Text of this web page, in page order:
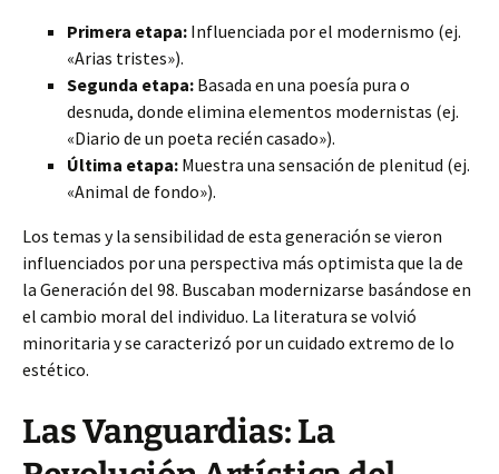
Primera etapa: Influenciada por el modernismo (ej.
«Arias tristes»).
Segunda etapa: Basada en una poesía pura o
desnuda, donde elimina elementos modernistas (ej.
«Diario de un poeta recién casado»).
Última etapa: Muestra una sensación de plenitud (ej.
«Animal de fondo»).
Los temas y la sensibilidad de esta generación se vieron
influenciados por una perspectiva más optimista que la de
la Generación del 98. Buscaban modernizarse basándose en
el cambio moral del individuo. La literatura se volvió
minoritaria y se caracterizó por un cuidado extremo de lo
estético.
Las Vanguardias: La